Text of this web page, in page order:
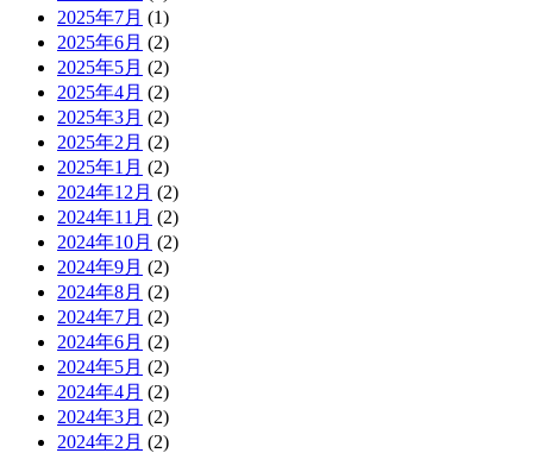
2025年7月 (1)
2025年6月 (2)
2025年5月 (2)
2025年4月 (2)
2025年3月 (2)
2025年2月 (2)
2025年1月 (2)
2024年12月 (2)
2024年11月 (2)
2024年10月 (2)
2024年9月 (2)
2024年8月 (2)
2024年7月 (2)
2024年6月 (2)
2024年5月 (2)
2024年4月 (2)
2024年3月 (2)
2024年2月 (2)